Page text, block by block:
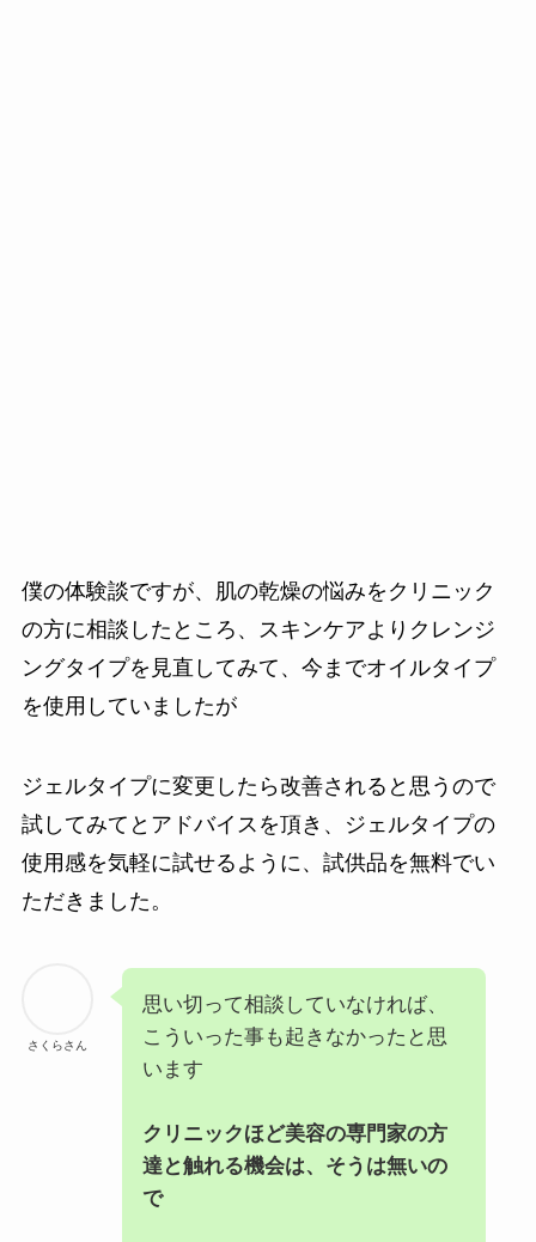
僕の体験談ですが、肌の乾燥の悩みをクリニック
の方に相談したところ、スキンケアよりクレンジ
ングタイプを見直してみて、今までオイルタイプ
を使用していましたが
ジェルタイプに変更したら改善されると思うので
試してみてとアドバイスを頂き、ジェルタイプの
使用感を気軽に試せるように、試供品を無料でい
ただきました。
さくらさん
思い切って相談していなければ、
こういった事も起きなかったと思
います
クリニックほど美容の専門家の方
達と触れる機会は、そうは無いの
で